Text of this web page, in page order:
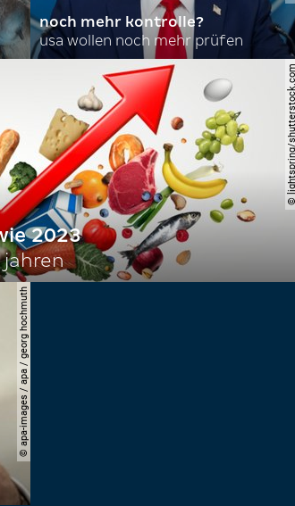
noch mehr kontrolle?
usa wollen noch mehr prüfen
© lightspring/
2023
© apa-images / apa / georg hochmuth